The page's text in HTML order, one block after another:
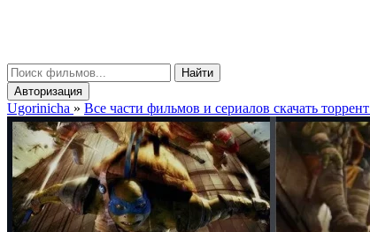
Найти
Авторизация
Ugorinicha » Все части фильмов и сериалов скачать торрент